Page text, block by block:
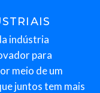
indústria
para
meio de um
juntos tem mais